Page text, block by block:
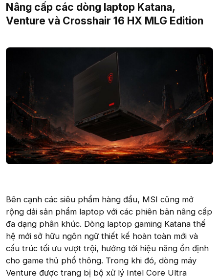
Nâng cấp các dòng laptop Katana,
Venture và Crosshair 16 HX MLG Edition​
Bên cạnh các siêu phẩm hàng đầu, MSI cũng mở
rộng dải sản phẩm laptop với các phiên bản nâng cấp
đa dạng phân khúc. Dòng laptop gaming Katana thế
hệ mới sở hữu ngôn ngữ thiết kế hoàn toàn mới và
cấu trúc tối ưu vượt trội, hướng tới hiệu năng ổn định
cho game thủ phổ thông. Trong khi đó, dòng máy
Venture được trang bị bộ xử lý Intel Core Ultra